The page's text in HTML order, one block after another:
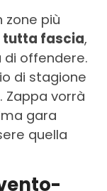
più
tutta fascia,
di offendere.
di stagione
Zappa vorrà
gara
quella